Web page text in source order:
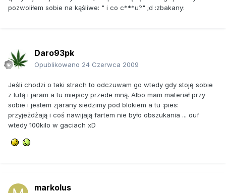
pozwoliłem sobie na kąśliwe: " i co c***u?" ;d :zbakany:
Daro93pk
Opublikowano 24 Czerwca 2009
Jeśli chodzi o taki strach to odczuwam go wtedy gdy stoję sobie
z lufą i jaram a tu miejscy przede mną. Albo mam materiał przy
sobie i jestem zjarany siedzimy pod blokiem a tu :pies:
przyjeżdżają i coś nawijają fartem nie było obszukania ... ouf
wtedy 100kilo w gaciach xD
markolus